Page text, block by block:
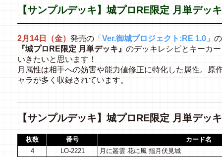
【サンプルデッキ】城プロRE限定 月単デッキ
2月14日（金） 発売の「 Ver.御城プロジェクト:RE 1.0 」
『城プロRE限定 月単デッキ』 のデッキレシピとキーカ
いきたいと思います！
月属性は相手への妨害や能力値修正に特化した属性。原
ャラが多く収録されています。
【サンプルデッキ】城プロRE限定 月単デッキ
枚数 番号
カード名
4
LO-2221
月に叢雲 花に風 指月伏見城